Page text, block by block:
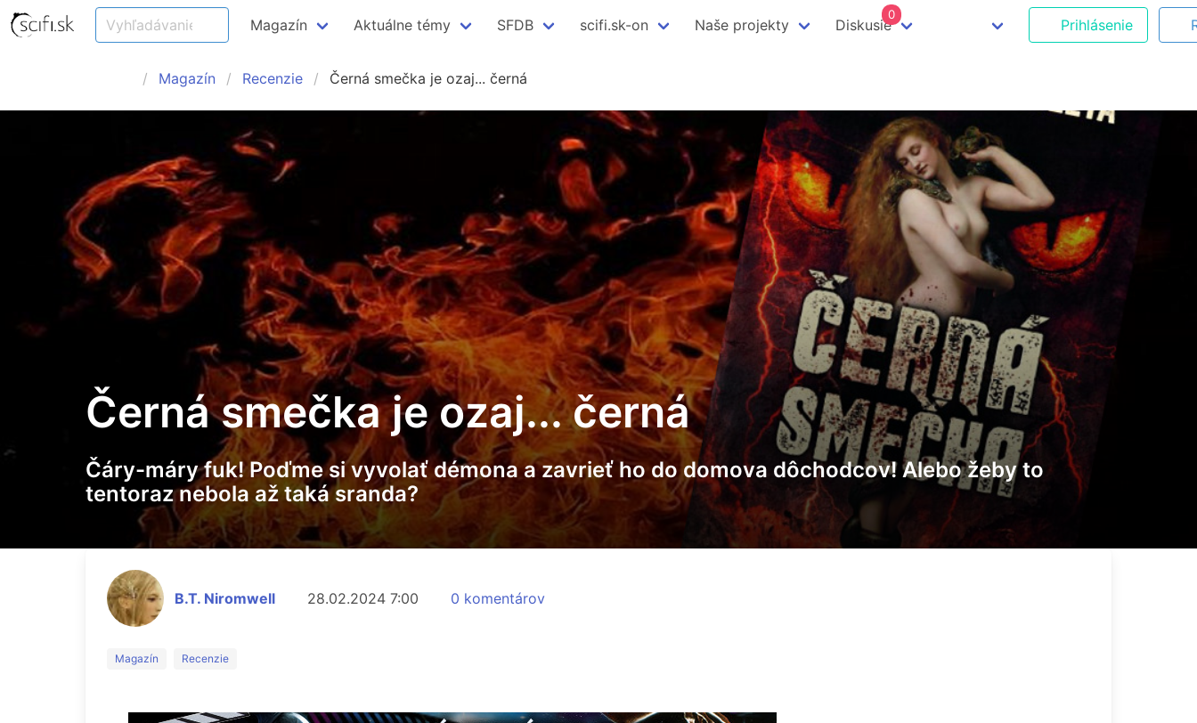
Magazín Aktuálne témy SFDB scifi.sk-on Naše projekty Diskusie
0
Prihlásenie
Magazín Recenzie Černá smečka je ozaj... černá
Černá smečka je ozaj... černá
Čáry-máry fuk! Poďme si vyvolať démona a zavrieť ho do domova dôchodcov! Alebo žeby to
tentoraz nebola až taká sranda?
B.T. Niromwell 28.02.2024 7:00 0 komentárov
Magazín Recenzie